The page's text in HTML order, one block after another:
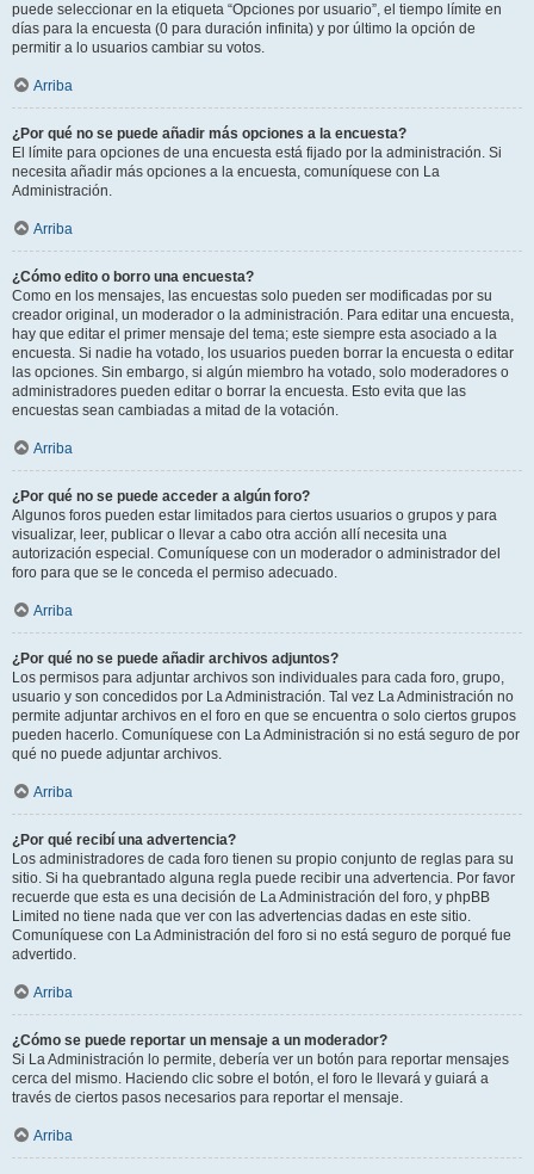
puede seleccionar en la etiqueta “Opciones por usuario”, el tiempo límite en
días para la encuesta (0 para duración infinita) y por último la opción de
permitir a lo usuarios cambiar su votos.
Arriba
¿Por qué no se puede añadir más opciones a la encuesta?
El límite para opciones de una encuesta está fijado por la administración. Si
necesita añadir más opciones a la encuesta, comuníquese con La
Administración.
Arriba
¿Cómo edito o borro una encuesta?
Como en los mensajes, las encuestas solo pueden ser modificadas por su
creador original, un moderador o la administración. Para editar una encuesta,
hay que editar el primer mensaje del tema; este siempre esta asociado a la
encuesta. Si nadie ha votado, los usuarios pueden borrar la encuesta o editar
las opciones. Sin embargo, si algún miembro ha votado, solo moderadores o
administradores pueden editar o borrar la encuesta. Esto evita que las
encuestas sean cambiadas a mitad de la votación.
Arriba
¿Por qué no se puede acceder a algún foro?
Algunos foros pueden estar limitados para ciertos usuarios o grupos y para
visualizar, leer, publicar o llevar a cabo otra acción allí necesita una
autorización especial. Comuníquese con un moderador o administrador del
foro para que se le conceda el permiso adecuado.
Arriba
¿Por qué no se puede añadir archivos adjuntos?
Los permisos para adjuntar archivos son individuales para cada foro, grupo,
usuario y son concedidos por La Administración. Tal vez La Administración no
permite adjuntar archivos en el foro en que se encuentra o solo ciertos grupos
pueden hacerlo. Comuníquese con La Administración si no está seguro de por
qué no puede adjuntar archivos.
Arriba
¿Por qué recibí una advertencia?
Los administradores de cada foro tienen su propio conjunto de reglas para su
sitio. Si ha quebrantado alguna regla puede recibir una advertencia. Por favor
recuerde que esta es una decisión de La Administración del foro, y phpBB
Limited no tiene nada que ver con las advertencias dadas en este sitio.
Comuníquese con La Administración del foro si no está seguro de porqué fue
advertido.
Arriba
¿Cómo se puede reportar un mensaje a un moderador?
Si La Administración lo permite, debería ver un botón para reportar mensajes
cerca del mismo. Haciendo clic sobre el botón, el foro le llevará y guiará a
través de ciertos pasos necesarios para reportar el mensaje.
Arriba